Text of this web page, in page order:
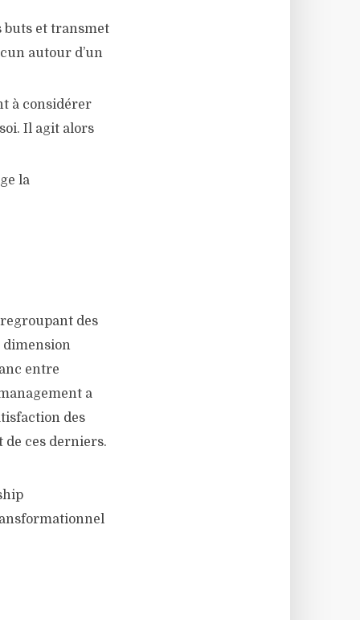
buts et transmet
autour d’un
à considérer
Il agit alors
la
regroupant des
dimension
entre
a
des
de ces derniers.